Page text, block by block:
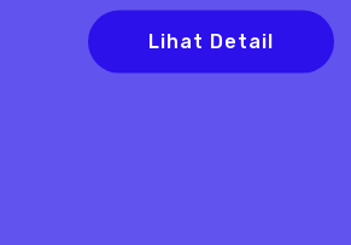
Lihat Detail